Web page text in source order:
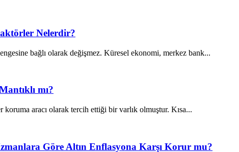
Nelerdir?
bağlı olarak değişmez. Küresel ekonomi, merkez bank...
mı?
koruma aracı olarak tercih ettiği bir varlık olmuştur. Kısa...
Göre Altın Enflasyona Karşı Korur mu?